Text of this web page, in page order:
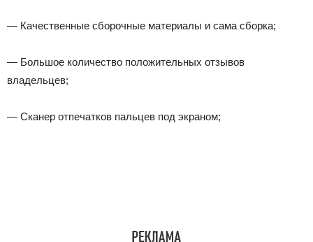
— Качественные сборочные материалы и сама сборка;
— Большое количество положительных отзывов
владельцев;
— Сканер отпечатков пальцев под экраном;